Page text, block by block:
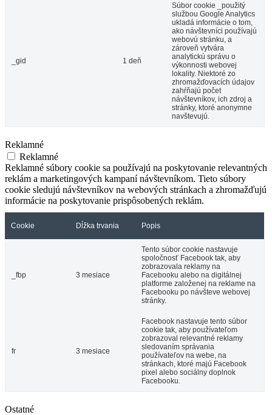
_gid 1 deň
Súbor cookie _použitý
službou Google Analytics
ukladá informácie o tom,
ako návštevníci používajú
webovú stránku, a
zároveň vytvára
analytickú správu o
výkonnosti webovej
lokality. Niektoré zo
zhromažďovacích údajov
zahŕňajú počet
návštevníkov, ich zdroj a
stránky, ktoré anonymne
navštevujú.
Reklamné
Reklamné
Reklamné súbory cookie sa používajú na poskytovanie relevantných
reklám a marketingových kampaní návštevníkom. Tieto súbory
cookie sledujú návštevníkov na webových stránkach a zhromažďujú
informácie na poskytovanie prispôsobených reklám.
Cookie Dĺžka trvania Popis
_fbp 3 mesiace
Tento súbor cookie nastavuje
spoločnosť Facebook tak, aby
zobrazovala reklamy na
Facebooku alebo na digitálnej
platforme založenej na reklame na
Facebooku po návšteve webovej
stránky.
fr 3 mesiace
Facebook nastavuje tento súbor
cookie tak, aby používateľom
zobrazoval relevantné reklamy
sledovaním správania
používateľov na webe, na
stránkach, ktoré majú Facebook
pixel alebo sociálny doplnok
Facebooku.
Ostatné